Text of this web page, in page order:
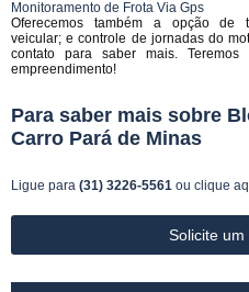
Monitoramento de Frota Via Gps
Oferecemos também a opção de
veicular; e controle de jornadas do
contato para saber mais.
empreendimento!
Para saber mais sobre
Carro Pará de Minas
Ligue para (31) 3226-5561 ou clique
Solicite